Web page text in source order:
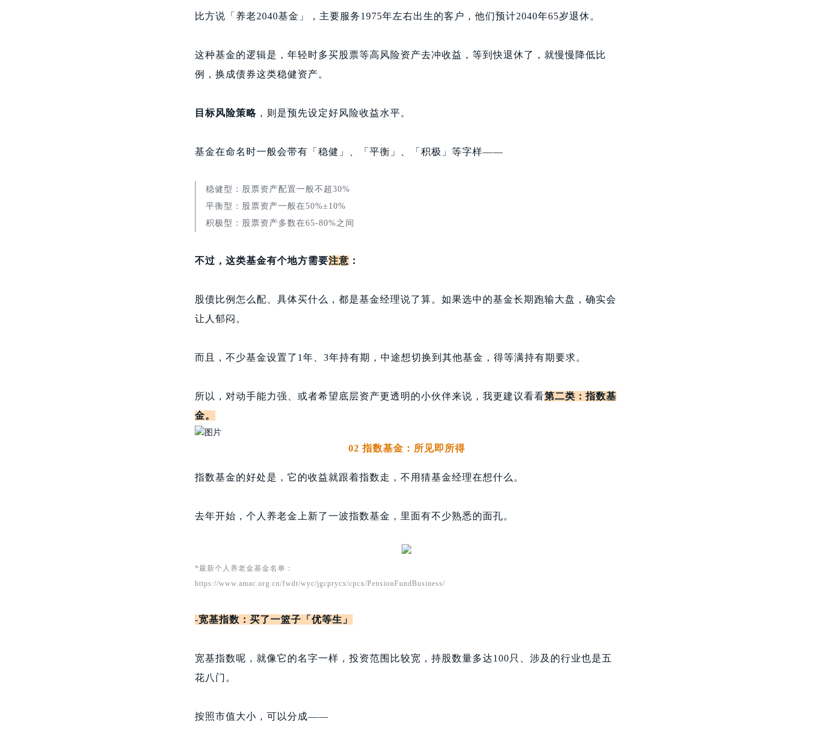
比方说「养老2040基金」，主要服务1975年左右出生的客户，他们预计2040年65岁退休。
这种基金的逻辑是，年轻时多买股票等高风险资产去冲收益，等到快退休了，就慢慢降低比
例，换成债券这类稳健资产。
目标风险策略 ，则是预先设定好风险收益水平。
基金在命名时一般会带有「稳健」、「平衡」、「积极」等字样——
稳健型：股票资产配置一般不超30%
平衡型：股票资产一般在50%±10%
积极型：股票资产多数在65-80%之间
不过，这类基金有个地方需要注意 ：
股债比例怎么配、具体买什么，都是基金经理说了算。如果选中的基金长期跑输大盘，确实会
让人郁闷。
而且，不少基金设置了1年、3年持有期，中途想切换到其他基金，得等满持有期要求。
所以，对动手能力强、或者希望底层资产更透明的小伙伴来说，我更建议看看第二类：指数基
金。
02 指数基金：所见即所得
指数基金的好处是，它的收益就跟着指数走，不用猜基金经理在想什么。
去年开始，个人养老金上新了一波指数基金，里面有不少熟悉的面孔。
*最新个人养老金基金名单：
https://www.amac.org.cn/fwdt/wyc/jgcprycx/cpcx/PensionFundBusiness/
-宽基指数：买了一篮子「优等生」
宽基指数呢，就像它的名字一样，投资范围比较宽，持股数量多达100只、涉及的行业也是五
花八门。
按照市值大小，可以分成——